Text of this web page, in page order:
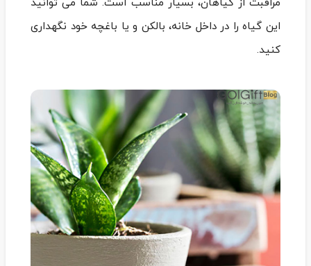
این گیاه را در داخل خانه، بالکن و یا باغچه خود نگهداری
کنید.